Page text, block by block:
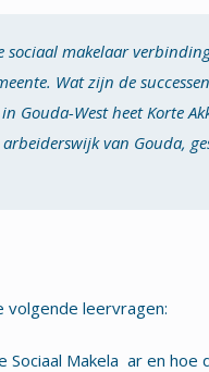
sociaal makelaar
Wat zijn de
Gouda-West heet Korte
arbeiderswijk van Gouda,
volgende leervragen:
Sociaal Makela ar en